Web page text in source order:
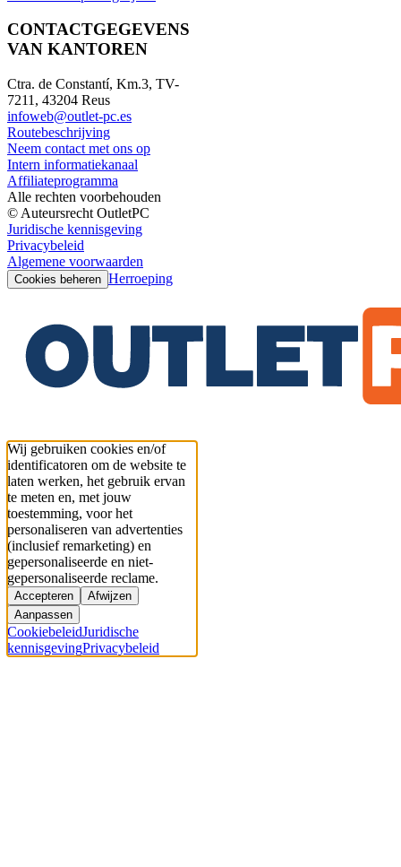
CONTACTGEGEVENS
VAN KANTOREN
Ctra. de Constantí, Km.3, TV-
7211, 43204 Reus
infoweb@outlet-pc.es
Routebeschrijving
Neem contact met ons op
Intern informatiekanaal
Affiliateprogramma
Alle rechten voorbehouden
© Auteursrecht OutletPC
Juridische kennisgeving
Privacybeleid
Algemene voorwaarden
Cookies beheren Herroeping
Wij gebruiken cookies en/of
identificatoren om de website te
laten werken, het gebruik ervan
te meten en, met jouw
toestemming, voor het
personaliseren van advertenties
(inclusief remarketing) en
gepersonaliseerde en niet-
gepersonaliseerde reclame.
Accepteren
Afwijzen
Aanpassen
CookiebeleidJuridische
kennisgevingPrivacybeleid